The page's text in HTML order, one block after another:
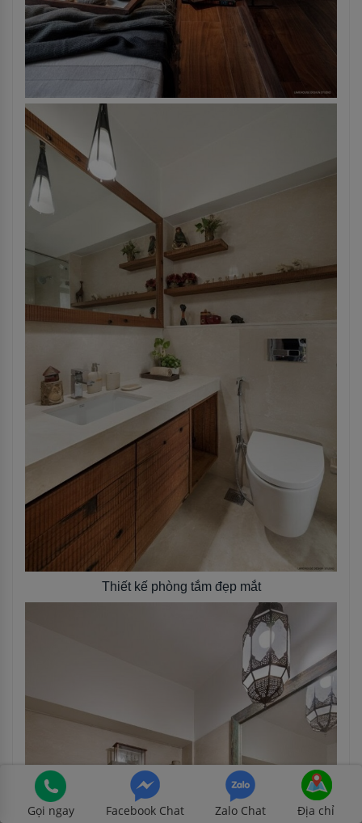
Thiết kế phòng tắm đẹp mắt
Gọi ngay Facebook Chat Zalo Chat Địa chỉ